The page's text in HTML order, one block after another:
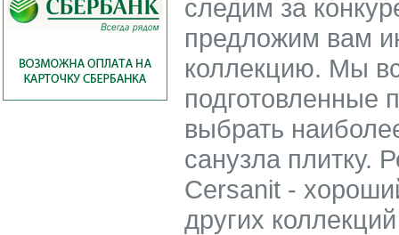
следим за
предложим вам
коллекцию. Мы
подготовленные
выбрать
санузла плитку.
Cersanit -
других